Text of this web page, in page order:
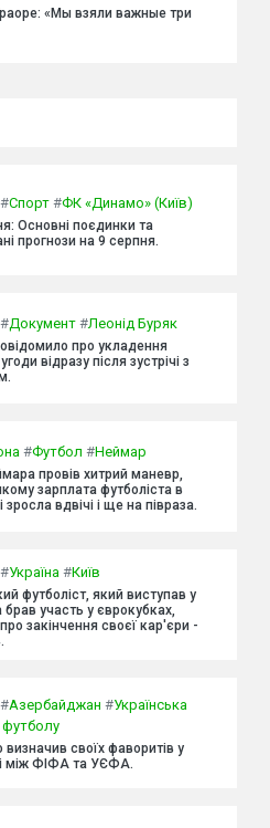
«Мы взяли важные три
#Спорт #ФК «Динамо» (Київ)
Основні поєдинки та
прогнози на 9 серпня.
#Документ #Леонід Буряк
про укладення
відразу після зустрічі з
#Футбол #Неймар
провів хитрий маневр,
зарплата футболіста в
зросла вдвічі і ще на півраза.
#Україна #Київ
футболіст, який виступав у
участь у єврокубках,
закінчення своєї кар'єри -
#Азербайджан #Українська
футболу
своїх фаворитів у
між ФІФА та УЄФА.